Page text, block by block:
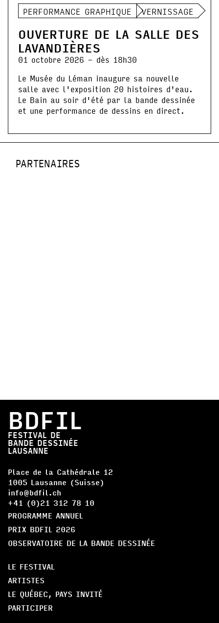
PERFORMANCE GRAPHIQUE VERNISSAGE
OUVERTURE DE LA SALLE DES
LAVANDIÈRES
01 octobre 2026 - dès 18h30
Le Musée du Léman inaugure sa nouvelle
salle avec l'exposition 20 histoires d'eau.
Le Bain au soir d'été par la bande dessinée
et une performance de dessins en direct.
PARTENAIRES
BDFIL
FESTIVAL DE
BANDE DESSINÉE
LAUSANNE
Place de la Cathédrale 12
1005 Lausanne (Suisse)
info@bdfil.ch
+41 (0)21 312 78 10
PROGRAMME ANNUEL
PRIX BDFIL 2026
OBSERVATOIRE DE LA BANDE DESSINÉE
LE FESTIVAL
ARTISTES
LE QUÉBEC, PAYS INVITÉ
PARTICIPER